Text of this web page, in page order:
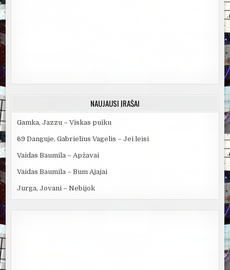
NAUJAUSI ĮRAŠAI
Gamka, Jazzu – Viskas puiku
69 Danguje, Gabrielius Vagelis – Jei leisi
Vaidas Baumila – Apžavai
Vaidas Baumila – Bum Ajajai
Jurga, Jovani – Nebijok